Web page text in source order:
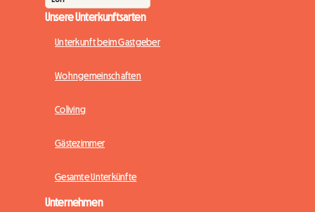
Unsere Unterkunftsarten
Unterkunft beim Gastgeber
Wohngemeinschaften
Coliving
Gästezimmer
Gesamte Unterkünfte
Unternehmen